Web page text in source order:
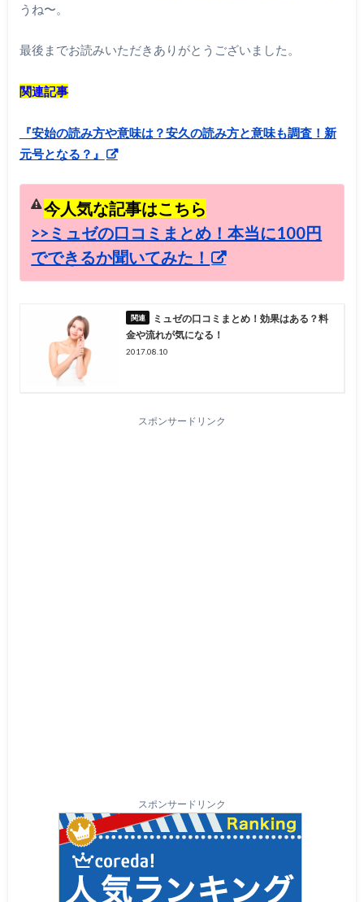
うね〜。
最後までお読みいただきありがとうございました。
関連記事
『安始の読み方や意味は？安久の読み方と意味も調査！新
元号となる？』
今人気な記事はこちら
>>ミュゼの口コミまとめ！本当に100円
でできるか聞いてみた！
ミュゼの口コミまとめ！効果はある？料
金や流れが気になる！
2017.08.10
スポンサードリンク
スポンサードリンク